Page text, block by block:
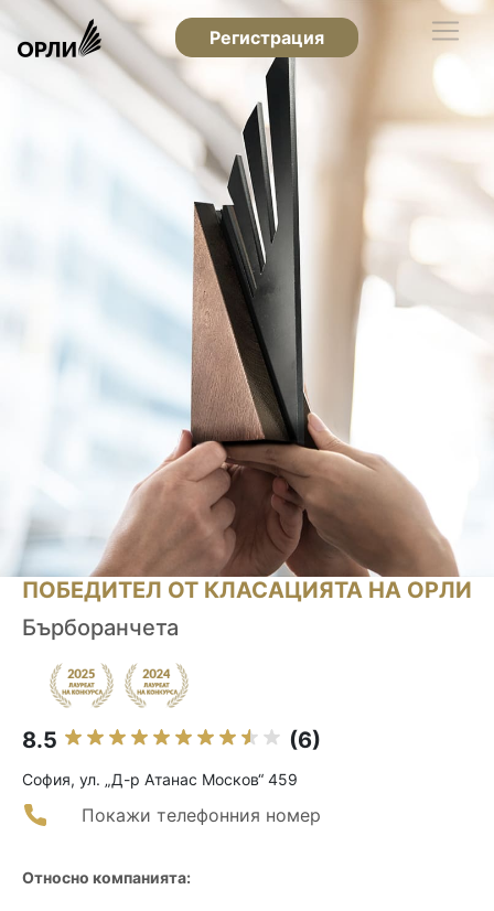
Регистрация
ПОБЕДИТЕЛ ОТ КЛАСАЦИЯТА НА ОРЛИ
Бърборанчета
8.5 (6)
София, ул. „Д-р Атанас Москов“ 459
Покажи телефонния номер
Относно компанията: